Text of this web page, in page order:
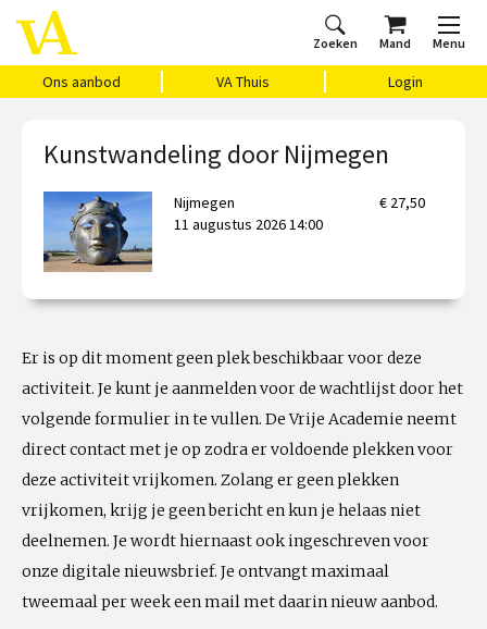
Zoeken Mand Menu
Ons aanbod VA Thuis Login
Home
Ons aanbod
Agenda
VAthuis
Over ons
Vragen?
Cadeaubon
Kunstwandeling door Nijmegen
Nijmegen
11 augustus 2026 14:00
€ 27,50
Er is op dit moment geen plek beschikbaar voor deze
activiteit. Je kunt je aanmelden voor de wachtlijst door het
volgende formulier in te vullen. De Vrije Academie neemt
direct contact met je op zodra er voldoende plekken voor
deze activiteit vrijkomen. Zolang er geen plekken
vrijkomen, krijg je geen bericht en kun je helaas niet
deelnemen. Je wordt hiernaast ook ingeschreven voor
onze digitale nieuwsbrief. Je ontvangt maximaal
tweemaal per week een mail met daarin nieuw aanbod.